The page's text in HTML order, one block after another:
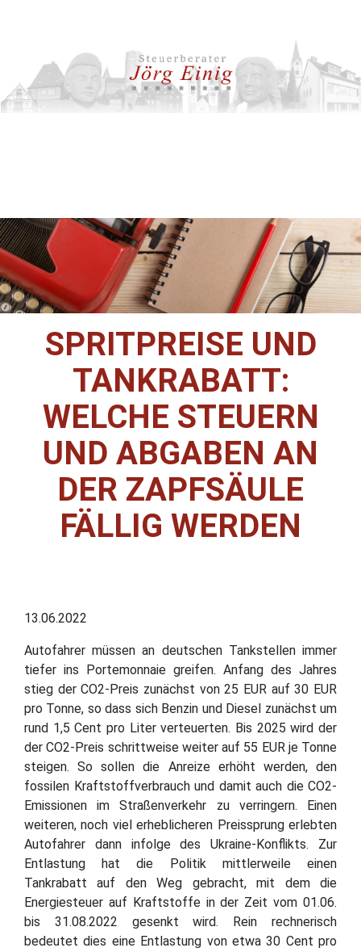
SPRITPREISE UND
TANKRABATT:
WELCHE STEUERN
UND ABGABEN AN
DER ZAPFSÄULE
FÄLLIG WERDEN
13.06.2022
Autofahrer müssen an deutschen Tankstellen immer
tiefer ins Portemonnaie greifen. Anfang des Jahres
stieg der CO2-Preis zunächst von 25 EUR auf 30 EUR
pro Tonne, so dass sich Benzin und Diesel zunächst um
rund 1,5 Cent pro Liter verteuerten. Bis 2025 wird der
der CO2-Preis schrittweise weiter auf 55 EUR je Tonne
steigen. So sollen die Anreize erhöht werden, den
fossilen Kraftstoffverbrauch und damit auch die CO2-
Emissionen im Straßenverkehr zu verringern. Einen
weiteren, noch viel erheblicheren Preissprung erlebten
Autofahrer dann infolge des Ukraine-Konflikts. Zur
Entlastung hat die Politik mittlerweile einen
Tankrabatt auf den Weg gebracht, mit dem die
Energiesteuer auf Kraftstoffe in der Zeit vom 01.06.
bis 31.08.2022 gesenkt wird. Rein rechnerisch
bedeutet dies eine Entlastung von etwa 30 Cent pro